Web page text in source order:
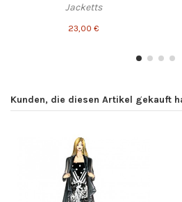
Jacketts
23,00 €
Kunden, die diesen Artikel gekauft